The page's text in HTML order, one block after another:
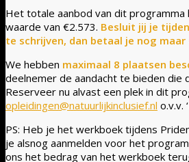
Het totale aanbod van dit
waarde van €2.573. Besluit jij je
te schrijven, dan betaal je nog maar
We hebben maximaal 8 plaatsen
deelnemer de aandacht te bieden die
Reserveer nu alvast een plek in dit
opleidingen@natuurlijkinclusief.nl o.v.v.
PS: Heb je het werkboek tijdens
je alsnog aanmelden voor het
ons het bedrag van het werkboek